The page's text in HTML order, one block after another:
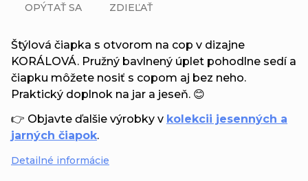
Štýlová čiapka s otvorom na cop v dizajne
KORÁLOVÁ. Pružný bavlnený úplet pohodlne sedí a
čiapku môžete nosiť s copom aj bez neho.
Praktický doplnok na jar a jeseň. 😊
👉 Objavte ďalšie výrobky v kolekcii jesenných a
jarných čiapok.
Detailné informácie
OPÝTAŤ SA ZDIEĽAŤ